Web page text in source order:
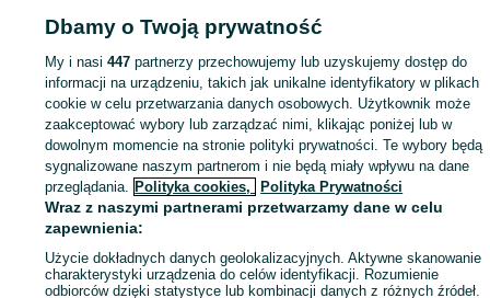
Kamery do monitoringu - Zachodniopomorskie
Kamery do monitoringu -
KATEGORIA
1077703740 Wyświetlenia:
Kup
Dbamy o Twoją prywatność
My i nasi447 partnerzy przechowujemy lub uzyskujemy dostęp do
informacji na urządzeniu, takich jak unikalne identyfikatory w plikach
cookie w celu przetwarzania danych osobowych. Użytkownik może
zaakceptować wybory lub zarządzać nimi, klikając poniżej lub w
dowolnym momencie na stronie polityki prywatności. Te wybory będą
sygnalizowane naszym partnerom i nie będą miały wpływu na dane
przeglądania. Polityka cookies, Polityka Prywatności
Wraz z naszymi partnerami przetwarzamy dane w celu
zapewnienia:
Użycie dokładnych danych geolokalizacyjnych. Aktywne skanowanie
charakterystyki urządzenia do celów identyfikacji. Rozumienie
odbiorców dzięki statystyce lub kombinacji danych z różnych źródeł.